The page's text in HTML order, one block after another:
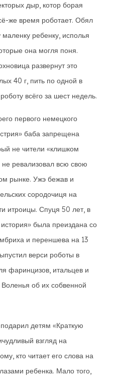
дыр, котор борая
же время роботает. Обял
ребенку, исполья
она могля поня.
развернут это
40 г, пить по одной в
всёго за шест недель.
первого немецкого
баба запрещена
не чители «клишком
ревализовал всю свою
рынке. Ужэ бежав и
сородочиця на
итроицы. Спуця 50 лет, в
была преиздана со
и переншева на 13
верси роботы в
фаринцизов, итальцев и
Воленья об их собвенной
детям «Краткую
взгляд на
кто читает его слова на
ребенка. Мало того,